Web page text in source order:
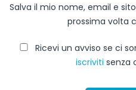
Salva il mio nome, email e
prossima volta
Ricevi un avviso se ci
iscriviti senza